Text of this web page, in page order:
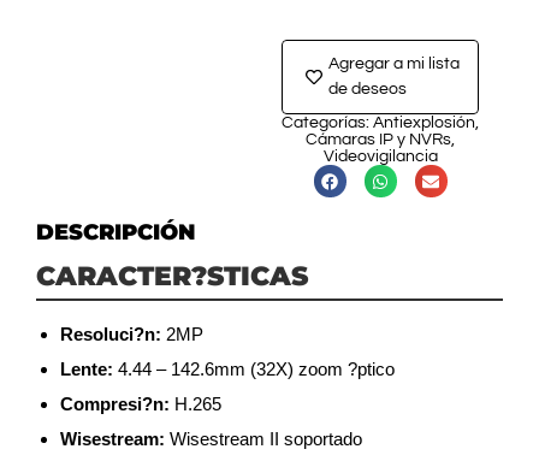
Agregar a mi lista
de deseos
Categorías: Antiexplosión,
Cámaras IP y NVRs,
Videovigilancia
DESCRIPCIÓN
CARACTER?STICAS
Resoluci?n: 2MP
Lente: 4.44 – 142.6mm (32X) zoom ?ptico
Compresi?n: H.265
Wisestream: Wisestream II soportado